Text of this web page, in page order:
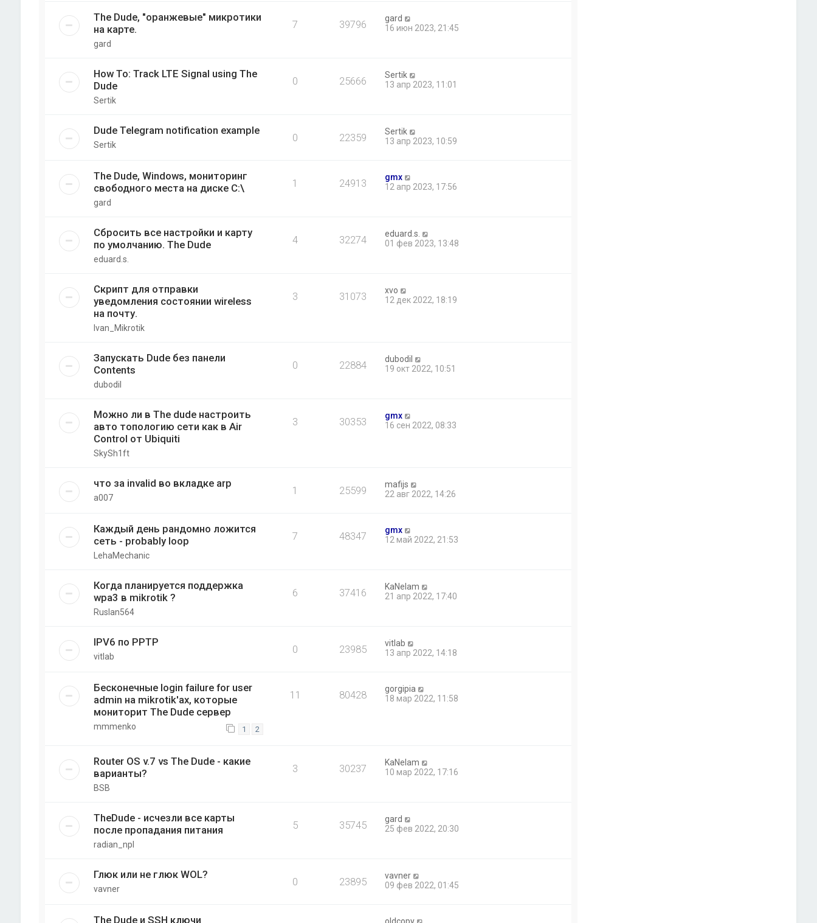
The Dude, "оранжевые" микротики
на карте.
gard
7 39796
gard
16 июн 2023, 21:45
How To: Track LTE Signal using The
Dude
Sertik
0 25666
Sertik
13 апр 2023, 11:01
Dude Telegram notification example
Sertik
0 22359
Sertik
13 апр 2023, 10:59
The Dude, Windows, мониторинг
свободного места на диске C:\
gard
1 24913
gmx
12 апр 2023, 17:56
Сбросить все настройки и карту
по умолчанию. The Dude
eduard.s.
4 32274
eduard.s.
01 фев 2023, 13:48
Скрипт для отправки
уведомления состоянии wireless
на почту.
Ivan_Mikrotik
3 31073
xvo
12 дек 2022, 18:19
Запускать Dude без панели
Contents
dubodil
0 22884
dubodil
19 окт 2022, 10:51
Можно ли в The dude настроить
авто топологию сети как в Air
Control от Ubiquiti
SkySh1ft
3 30353
gmx
16 сен 2022, 08:33
что за invalid во вкладке arp
a007
1 25599
mafijs
22 авг 2022, 14:26
Каждый день рандомно ложится
сеть - probably loop
LehaMechanic
7 48347
gmx
12 май 2022, 21:53
Когда планируется поддержка
wpa3 в mikrotik ?
Ruslan564
6 37416
KaNelam
21 апр 2022, 17:40
IPV6 по PPTP
vitlab
0 23985
vitlab
13 апр 2022, 14:18
Бесконечные login failure for user
admin на mikrotik'ах, которые
мониторит The Dude сервер
mmmenko 1 2
11 80428
gorgipia
18 мар 2022, 11:58
Router OS v.7 vs The Dude - какие
варианты?
BSB
3 30237
KaNelam
10 мар 2022, 17:16
TheDude - исчезли все карты
после пропадания питания
radian_npl
5 35745
gard
25 фев 2022, 20:30
Глюк или не глюк WOL?
vavner
0 23895
vavner
09 фев 2022, 01:45
The Dude и SSH ключи